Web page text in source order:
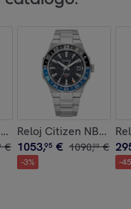
59L Hombre
€
Reloj Citizen
1053,95 € 1090,00 €
-3% -45